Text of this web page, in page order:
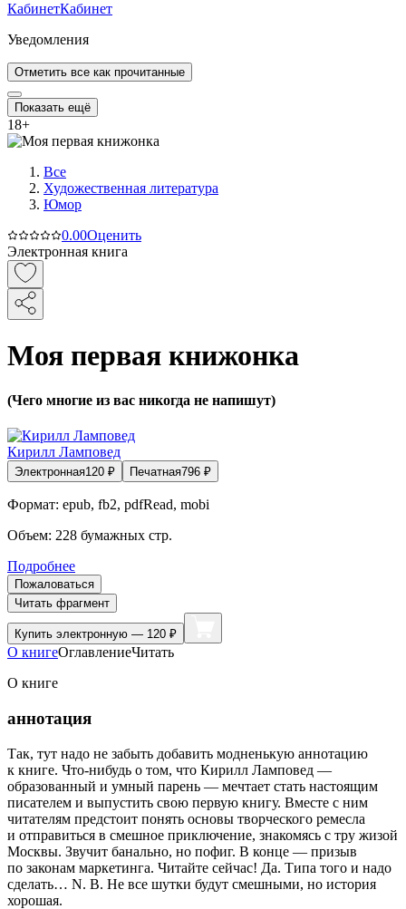
КабинетКабинет
Уведомления
Отметить все как прочитанные
Показать ещё
18+
Все
Художественная литература
Юмор
0.00Оценить
Электронная книга
Моя первая книжонка
(Чего многие из вас никогда не напишут)
Кирилл Ламповед
Электронная120 ₽ Печатная796 ₽
Формат: epub, fb2, pdfRead, mobi
Объем: 228 бумажных стр.
Подробнее
Пожаловаться
Читать фрагмент
Купить электронную — 120 ₽
О книгеОглавлениеЧитать
О книге
аннотация
Так, тут надо не забыть добавить модненькую аннотацию
к книге. Что-нибудь о том, что Кирилл Ламповед —
образованный и умный парень — мечтает стать настоящим
писателем и выпустить свою первую книгу. Вместе с ним
читателям предстоит понять основы творческого ремесла
и отправиться в смешное приключение, знакомясь с тру жизой
Москвы. Звучит банально, но пофиг. В конце — призыв
по законам маркетинга. Читайте сейчас! Да. Типа того и надо
сделать… N. B. Не все шутки будут смешными, но история
хорошая.